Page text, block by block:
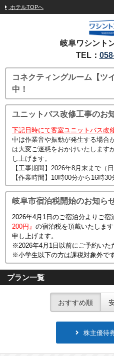
ホテルTOPへ
岐阜ワシント
TEL：
コネクティングルーム【ツ
中！
ユニットバス改修工事のお
下記日時にて客室ユニットバス改
中は作業音や振動が発生する場合
は大変ご迷惑をおかけいたします
し上げます。
【工事期間】2026年8月末まで（日
【作業時間】10時00分から16時30
岐阜市宿泊税開始のお知ら
2026年4月1日のご宿泊分よりご宿
200円』 の宿泊税を頂戴いたしま
申し上げます。
※2026年4月1日以前にご予約いた
※小学生以下の方は課税対象外です
プラン一覧
おすすめ順
株主優待